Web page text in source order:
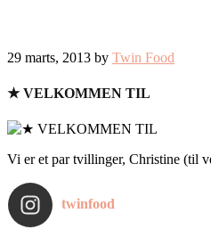
29 marts, 2013 by Twin Food
★ VELKOMMEN TIL
Vi er et par tvillinger, Christine (til
twinfood